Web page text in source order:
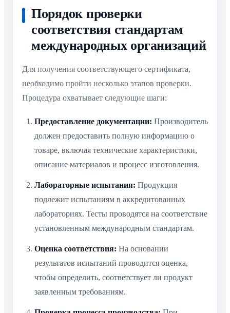
Порядок проверки
соответствия стандартам
международных организаций
Для получения соответствующего сертификата,
необходимо пройти несколько этапов проверки.
Процедура охватывает следующие шаги:
Предоставление документации: Производитель
должен предоставить полную информацию о
товаре, включая технические характеристики,
описание материалов и процесс изготовления.
Лабораторные испытания: Продукция
подлежит испытаниям в аккредитованных
лабораториях. Тесты проводятся на соответствие
установленным международным стандартам.
Оценка соответствия: На основании
результатов испытаний проводится оценка,
чтобы определить, соответствует ли продукт
заявленным требованиям.